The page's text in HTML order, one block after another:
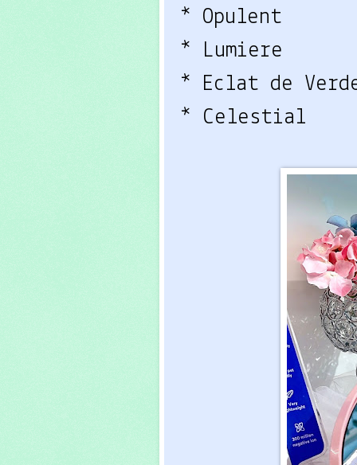
* Opulent
* Lumiere
* Eclat de
* Celestial